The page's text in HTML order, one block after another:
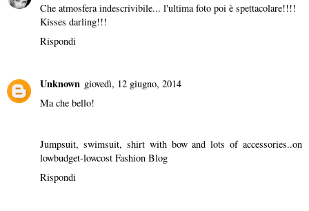
Che atmosfera indescrivibile... l'ultima foto poi è spettacolare!!!!
Kisses darling!!!
Rispondi
Unknown giovedì, 12 giugno, 2014
Ma che bello!
Jumpsuit, swimsuit, shirt with bow and lots of accessories..on
lowbudget-lowcost Fashion Blog
Rispondi